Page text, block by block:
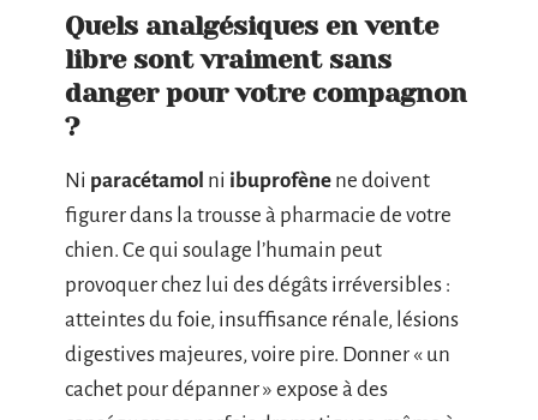
Quels analgésiques en vente
libre sont vraiment sans
danger pour votre compagnon
?
Ni paracétamol ni ibuprofène ne doivent
figurer dans la trousse à pharmacie de votre
chien. Ce qui soulage l’humain peut
provoquer chez lui des dégâts irréversibles :
atteintes du foie, insuffisance rénale, lésions
digestives majeures, voire pire. Donner « un
cachet pour dépanner » expose à des